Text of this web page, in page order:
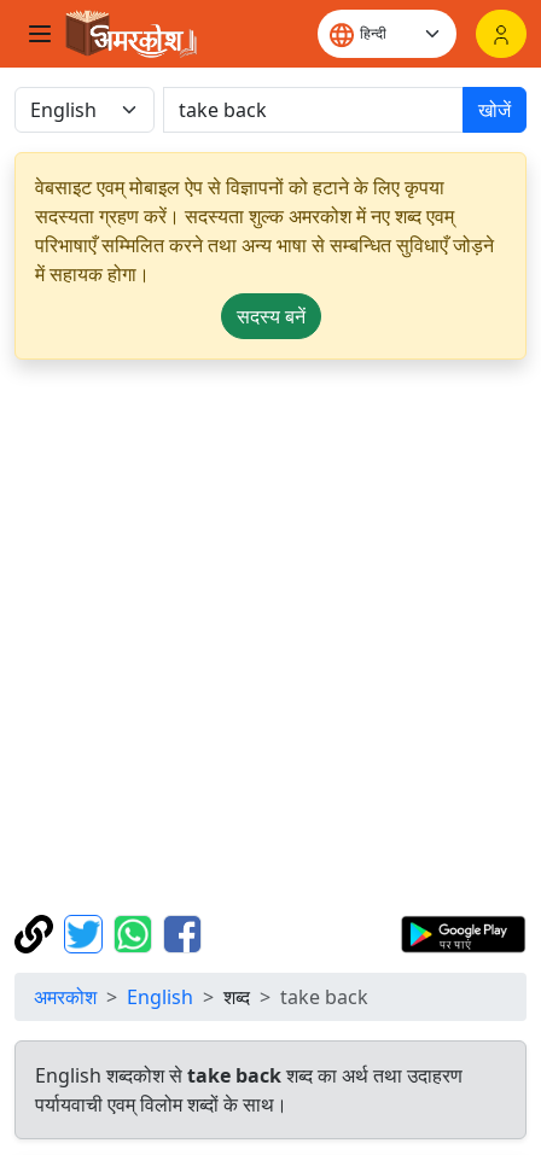
खोजें
वेबसाइट एवम् मोबाइल ऐप से विज्ञापनों को हटाने के लिए कृपया
सदस्यता ग्रहण करें। सदस्यता शुल्क अमरकोश में नए शब्द एवम्
परिभाषाएँ सम्मिलित करने तथा अन्य भाषा से सम्बन्धित सुविधाएँ जोड़ने
में सहायक होगा।
सदस्य बनें
अमरकोश English शब्द take back
English शब्दकोश सेtake backशब्द का अर्थ तथा उदाहरण
पर्यायवाची एवम् विलोम शब्दों के साथ।